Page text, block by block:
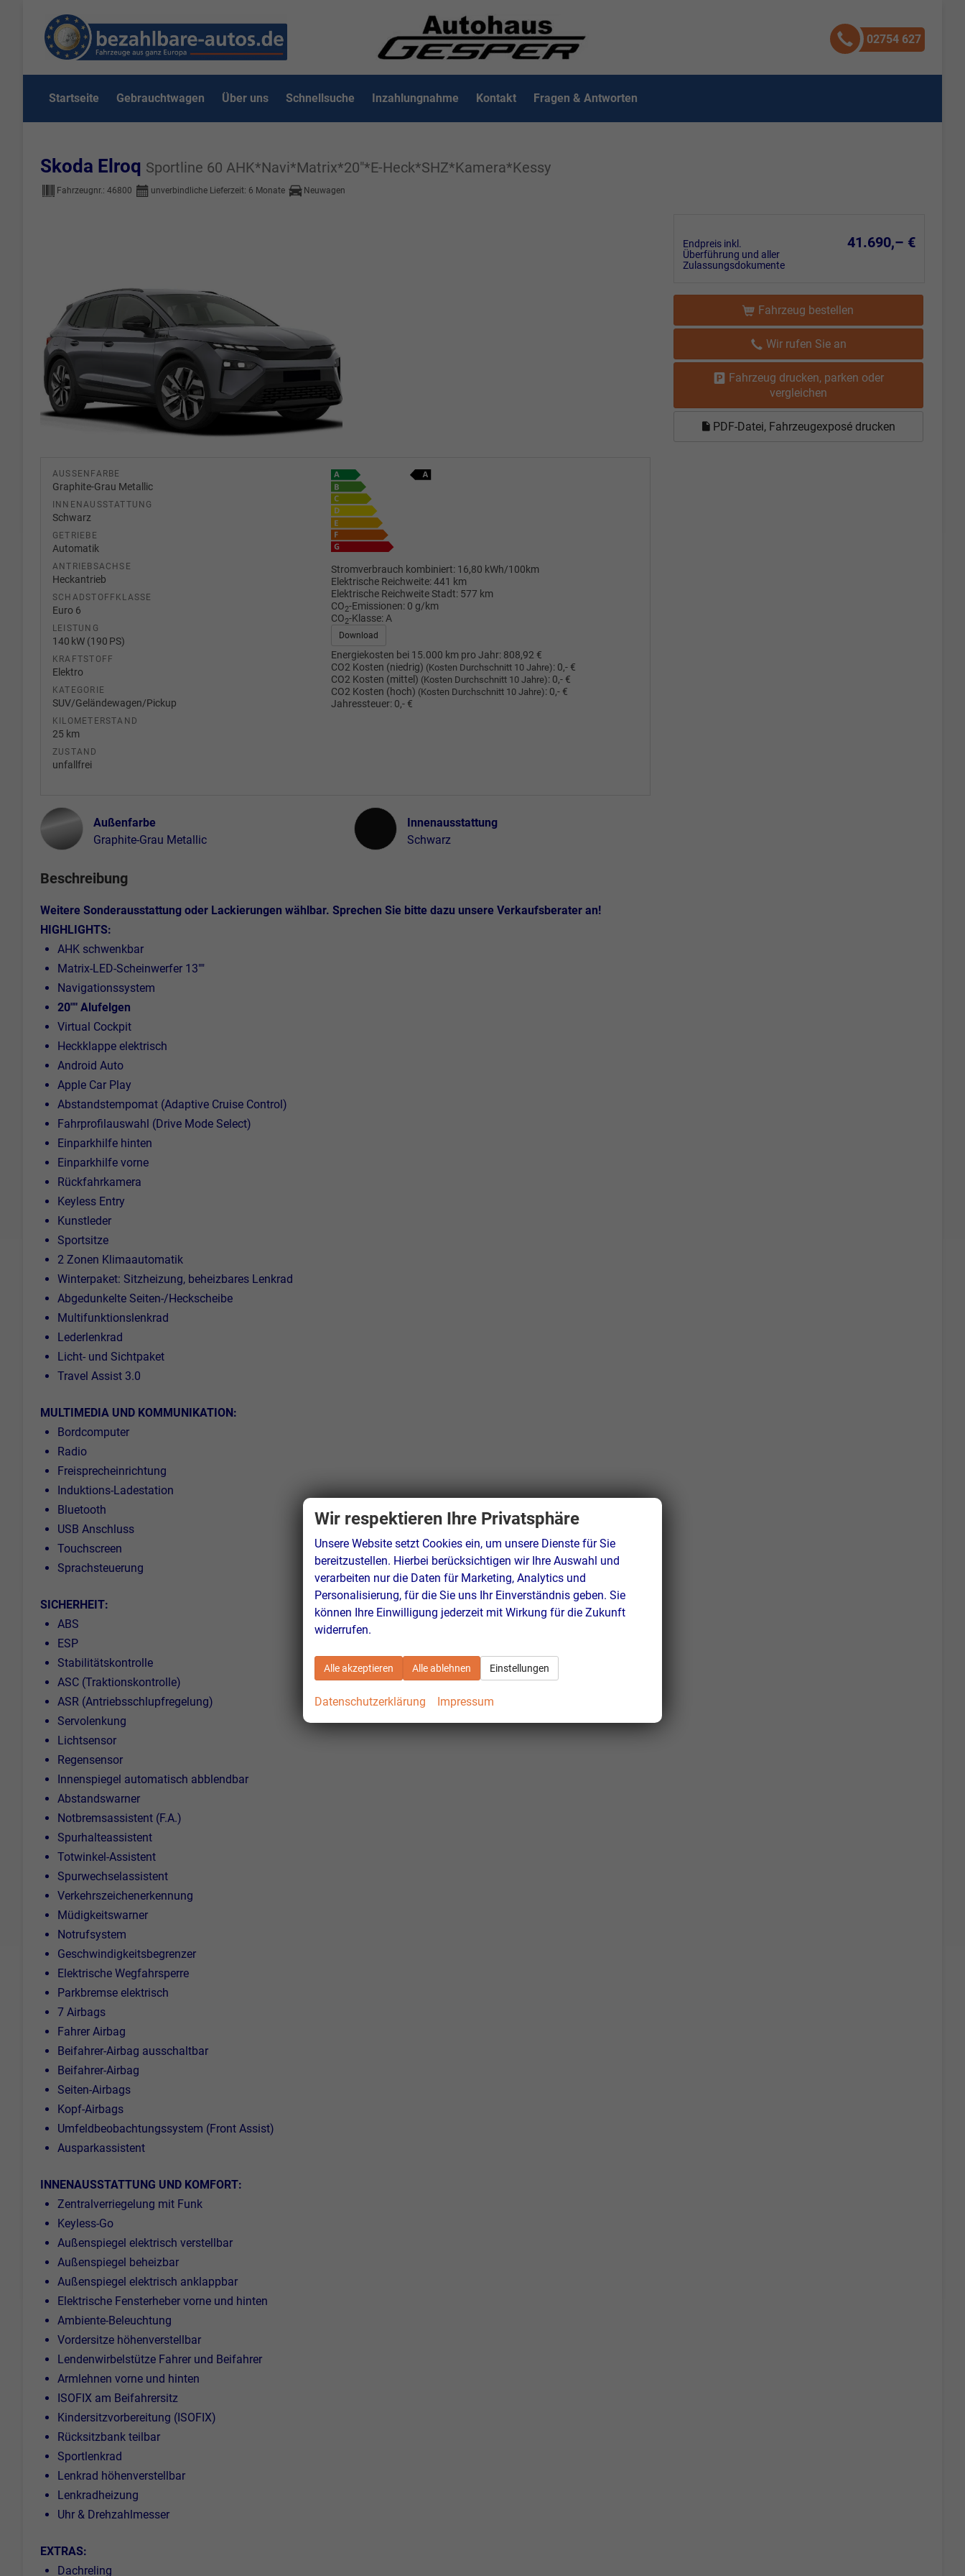
02754 627
Startseite Gebrauchtwagen Über uns Schnellsuche Inzahlungnahme Kontakt Fragen & Antworten
Skoda Elroq Sportline 60 AHK*Navi*Matrix*20"*E-Heck*SHZ*Kamera*Kessy
Fahrzeugnr.: 46800 unverbindliche Lieferzeit: 6 Monate Neuwagen
Endpreis inkl.
Überführung und aller
Zulassungsdokumente
41.690,– €
Fahrzeug bestellen
Wir rufen Sie an
Fahrzeug drucken, parken oder
vergleichen
PDF-Datei, Fahrzeugexposé drucken
AUSSENFARBE
Graphite-Grau Metallic
INNENAUSSTATTUNG
Schwarz
GETRIEBE
Automatik
ANTRIEBSACHSE
Heckantrieb
SCHADSTOFFKLASSE
Euro 6
LEISTUNG
140 kW (190 PS)
KRAFTSTOFF
Elektro
KATEGORIE
SUV/Geländewagen/Pickup
KILOMETERSTAND
25 km
ZUSTAND
unfallfrei
Stromverbrauch kombiniert: 16,80 kWh/100km
Elektrische Reichweite:441 km
Elektrische Reichweite Stadt: 577 km
CO2-Emissionen: 0 g/km
CO2-Klasse:A
Download
Energiekosten bei 15.000 km pro Jahr: 808,92 €
CO2 Kosten (niedrig) (Kosten Durchschnitt 10 Jahre): 0,- €
CO2 Kosten (mittel) (Kosten Durchschnitt 10 Jahre): 0,- €
CO2 Kosten (hoch) (Kosten Durchschnitt 10 Jahre): 0,- €
Jahressteuer: 0,- €
Außenfarbe
Graphite-Grau Metallic
Innenausstattung
Innenausstattung
Schwarz
Beschreibung
Weitere Sonderausstattung oder Lackierungen wählbar. Sprechen Sie bitte dazu unsere Verkaufsberater an!
HIGHLIGHTS:
AHK schwenkbar
Matrix-LED-Scheinwerfer 13""
Navigationssystem
20"" Alufelgen
Virtual Cockpit
Heckklappe elektrisch
Android Auto
Apple Car Play
Abstandstempomat (Adaptive Cruise Control)
Fahrprofilauswahl (Drive Mode Select)
Einparkhilfe hinten
Einparkhilfe vorne
Rückfahrkamera
Keyless Entry
Kunstleder
Sportsitze
2 Zonen Klimaautomatik
Winterpaket: Sitzheizung, beheizbares Lenkrad
Abgedunkelte Seiten-/Heckscheibe
Multifunktionslenkrad
Lederlenkrad
Licht- und Sichtpaket
Travel Assist 3.0
MULTIMEDIA UND KOMMUNIKATION:
Bordcomputer
Radio
Freisprecheinrichtung
Induktions-Ladestation
Bluetooth
USB Anschluss
Touchscreen
Sprachsteuerung
SICHERHEIT:
ABS
ESP
Stabilitätskontrolle
ASC (Traktionskontrolle)
ASR (Antriebsschlupfregelung)
Servolenkung
Lichtsensor
Regensensor
Innenspiegel automatisch abblendbar
Abstandswarner
Notbremsassistent (F.A.)
Spurhalteassistent
Totwinkel-Assistent
Spurwechselassistent
Verkehrszeichenerkennung
Müdigkeitswarner
Notrufsystem
Geschwindigkeitsbegrenzer
Elektrische Wegfahrsperre
Parkbremse elektrisch
7 Airbags
Fahrer Airbag
Beifahrer-Airbag ausschaltbar
Beifahrer-Airbag
Seiten-Airbags
Kopf-Airbags
Umfeldbeobachtungssystem (Front Assist)
Ausparkassistent
INNENAUSSTATTUNG UND KOMFORT:
Zentralverriegelung mit Funk
Keyless-Go
Außenspiegel elektrisch verstellbar
Außenspiegel beheizbar
Außenspiegel elektrisch anklappbar
Elektrische Fensterheber vorne und hinten
Ambiente-Beleuchtung
Vordersitze höhenverstellbar
Lendenwirbelstütze Fahrer und Beifahrer
Armlehnen vorne und hinten
ISOFIX am Beifahrersitz
Kindersitzvorbereitung (ISOFIX)
Rücksitzbank teilbar
Sportlenkrad
Lenkrad höhenverstellbar
Lenkradheizung
Uhr & Drehzahlmesser
EXTRAS:
Dachreling
Wir respektieren Ihre Privatsphäre
Unsere Website setzt Cookies ein, um unsere Dienste für Sie
bereitzustellen. Hierbei berücksichtigen wir Ihre Auswahl und
verarbeiten nur die Daten für Marketing, Analytics und
Personalisierung, für die Sie uns Ihr Einverständnis geben. Sie
können Ihre Einwilligung jederzeit mit Wirkung für die Zukunft
widerrufen.
Alle akzeptieren Alle ablehnen Einstellungen
Datenschutzerklärung Impressum